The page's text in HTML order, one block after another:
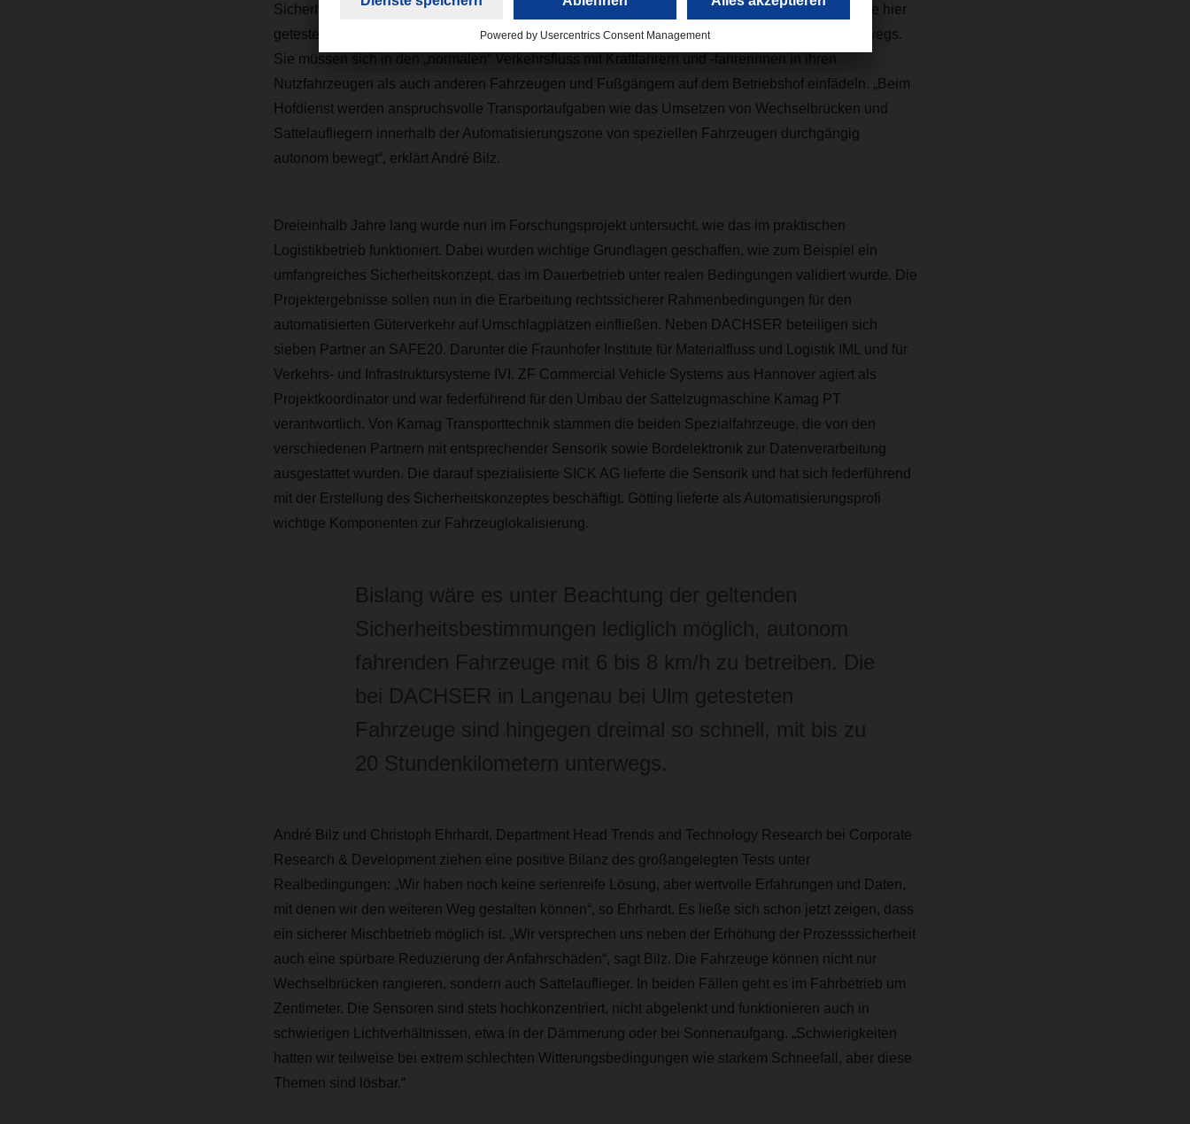
Sicherheitsbestimmungen lediglich möglich, solche Fahrzeuge mit 6 bis 8 km/h zu betreiben. Die hier
getesteten Fahrzeuge sind hingegen dreimal so schnell, mit bis zu 20 Stundenkilometern unterwegs.
Sie müssen sich in den „normalen“ Verkehrsfluss mit Kraftfahrern und -fahrerinnen in ihren
Nutzfahrzeugen als auch anderen Fahrzeugen und Fußgängern auf dem Betriebshof einfädeln. „Beim
Hofdienst werden anspruchsvolle Transportaufgaben wie das Umsetzen von Wechselbrücken und
Sattelaufliegern innerhalb der Automatisierungszone von speziellen Fahrzeugen durchgängig
autonom bewegt“, erklärt André Bilz.
Dreieinhalb Jahre lang wurde nun im Forschungsprojekt untersucht, wie das im praktischen
Logistikbetrieb funktioniert. Dabei wurden wichtige Grundlagen geschaffen, wie zum Beispiel ein
umfangreiches Sicherheitskonzept, das im Dauerbetrieb unter realen Bedingungen validiert wurde. Die
Projektergebnisse sollen nun in die Erarbeitung rechtssicherer Rahmenbedingungen für den
automatisierten Güterverkehr auf Umschlagplätzen einfließen. Neben DACHSER beteiligen sich
sieben Partner an SAFE20. Darunter die Fraunhofer Institute für Materialfluss und Logistik IML und für
Verkehrs- und Infrastruktursysteme IVI. ZF Commercial Vehicle Systems aus Hannover agiert als
Projektkoordinator und war federführend für den Umbau der Sattelzugmaschine Kamag PT
verantwortlich. Von Kamag Transporttechnik stammen die beiden Spezialfahrzeuge, die von den
verschiedenen Partnern mit entsprechender Sensorik sowie Bordelektronik zur Datenverarbeitung
ausgestattet wurden. Die darauf spezialisierte SICK AG lieferte die Sensorik und hat sich federführend
mit der Erstellung des Sicherheitskonzeptes beschäftigt. Götting lieferte als Automatisierungsprofi
wichtige Komponenten zur Fahrzeuglokalisierung.
Bislang wäre es unter Beachtung der geltenden
Sicherheitsbestimmungen lediglich möglich, autonom
fahrenden Fahrzeuge mit 6 bis 8 km/h zu betreiben. Die
bei DACHSER in Langenau bei Ulm getesteten
Fahrzeuge sind hingegen dreimal so schnell, mit bis zu
20 Stundenkilometern unterwegs.
André Bilz und Christoph Ehrhardt, Department Head Trends and Technology Research bei Corporate
Research & Development ziehen eine positive Bilanz des großangelegten Tests unter
Realbedingungen: „Wir haben noch keine serienreife Lösung, aber wertvolle Erfahrungen und Daten,
mit denen wir den weiteren Weg gestalten können“, so Ehrhardt. Es ließe sich schon jetzt zeigen, dass
ein sicherer Mischbetrieb möglich ist. „Wir versprechen uns neben der Erhöhung der Prozesssicherheit
auch eine spürbare Reduzierung der Anfahrschäden“, sagt Bilz. Die Fahrzeuge können nicht nur
Wechselbrücken rangieren, sondern auch Sattelauflieger. In beiden Fällen geht es im Fahrbetrieb um
Zentimeter. Die Sensoren sind stets hochkonzentriert, nicht abgelenkt und funktionieren auch in
schwierigen Lichtverhältnissen, etwa in der Dämmerung oder bei Sonnenaufgang. „Schwierigkeiten
hatten wir teilweise bei extrem schlechten Witterungsbedingungen wie starkem Schneefall, aber diese
Themen sind lösbar.“